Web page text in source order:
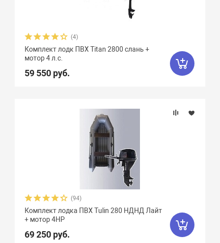
(4)
Комплект лодк ПВХ Titan 2800 слань +
мотор 4 л.с.
59 550 руб.
(94)
Комплект лодка ПВХ Tulin 280 НДНД Лайт
+ мотор 4HP
69 250 руб.